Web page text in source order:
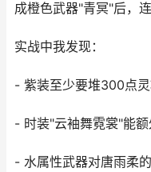
成橙色武器"青冥"后，
实战中我发现：
- 紫装至少要堆300点
- 时装"云袖舞霓裳"能
- 水属性武器对唐雨柔